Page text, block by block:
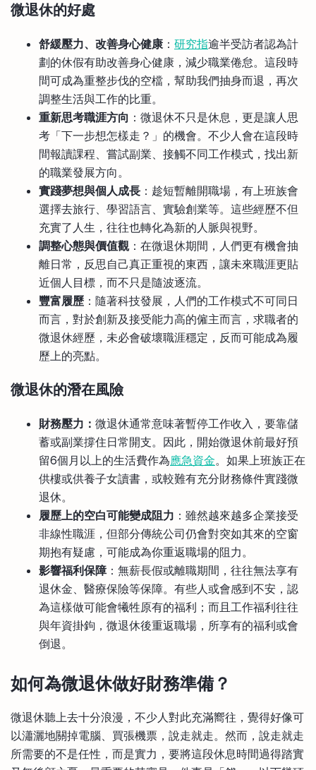
微退休的好處
舒緩壓力、改善身心健康 ： 研究指逾半受訪者認為計
劃的休假有助改善身心健康，減少職業倦怠。這段時
間可成為重整步伐的空檔，幫助我們抽身而退，再次
調整生活與工作的比重。
重新思考職涯方向 ：微退休不只是休息，更是讓人思
考「下一步想怎樣走？」的機會。不少人會在這段時
間報讀課程、嘗試副業、接觸不同工作模式，找出新
的職業發展方向。
實踐夢想與個人成長 ：趁短暫離開職場，有上班族會
選擇去旅行、學習語言、實驗創業等。這些經歷不但
充實了人生，往往也轉化為新的人脈與視野。
調整心態與價值觀：在微退休期間，人們更有機會抽
離日常，反思自己真正重視的東西，讓未來職涯更貼
近個人目標，而不只是隨波逐流。
豐富履歷 ：隨著科技發展，人們的工作模式不可同日
而言，對於創新及接受能力高的僱主而言，求職者的
微退休經歷，未必會破壞職涯穩定，反而可能成為履
歷上的亮點。
微退休的潛在風險
財務壓力： 微退休通常意味著暫停工作收入，要靠儲
蓄或副業撐住日常開支。因此，開始微退休前最好預
留6個月以上的生活費作為應急資金。如果上班族正在
供樓或供養子女讀書，或較難有充分財務條件實踐微
退休。
履歷上的空白可能變成阻力 ：雖然越來越多企業接受
非線性職涯，但部分傳統公司仍會對突如其來的空窗
期抱有疑慮，可能成為你重返職場的阻力。
影響福利保障：無薪長假或離職期間，往往無法享有
退休金、醫療保險等保障。有些人或會感到不安，認
為這樣做可能會犧牲原有的福利；而且工作福利往往
與年資掛鉤，微退休後重返職場，所享有的福利或會
倒退。
如何為微退休做好財務準備？
微退休聽上去十分浪漫，不少人對此充滿嚮往，覺得好像可
以瀟灑地關掉電腦、買張機票，說走就走。然而，說走就走
所需要的不是任性，而是實力，要將這段休息時間過得踏實